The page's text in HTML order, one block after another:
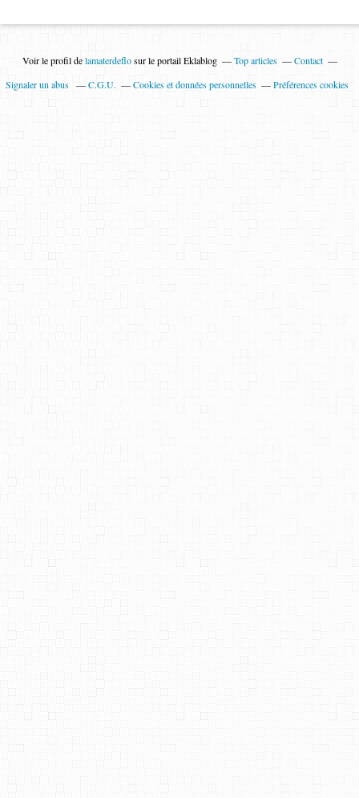
Voir le profil delamaterdeflosur le portail Eklablog Top articles
Contact
Signaler un abus
C.G.U. Cookies et données personnelles Préférences cookies